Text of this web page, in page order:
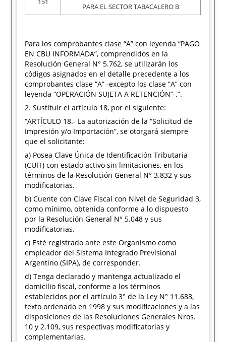
PARA EL SECTOR TABACALERO B
Para los comprobantes clase “A” con leyenda “PAGO
EN CBU INFORMADA”, comprendidos en la
Resolución General N° 5.762, se utilizarán los
códigos asignados en el detalle precedente a los
comprobantes clase “A” -excepto los clase “A” con
leyenda “OPERACIÓN SUJETA A RETENCIÓN”-.”.
2. Sustituir el artículo 18, por el siguiente:
“ARTÍCULO 18.- La autorización de la “Solicitud de
Impresión y/o Importación”, se otorgará siempre
que el solicitante:
a) Posea Clave Única de Identificación Tributaria
(CUIT) con estado activo sin limitaciones, en los
términos de la Resolución General N° 3.832 y sus
modificatorias.
b) Cuente con Clave Fiscal con Nivel de Seguridad 3,
como mínimo, obtenida conforme a lo dispuesto
por la Resolución General N° 5.048 y sus
modificatorias.
c) Esté registrado ante este Organismo como
empleador del Sistema Integrado Previsional
Argentino (SIPA), de corresponder.
d) Tenga declarado y mantenga actualizado el
domicilio fiscal, conforme a los términos
establecidos por el artículo 3° de la Ley N° 11.683,
texto ordenado en 1998 y sus modificaciones y a las
disposiciones de las Resoluciones Generales Nros.
10 y 2.109, sus respectivas modificatorias y
complementarias.